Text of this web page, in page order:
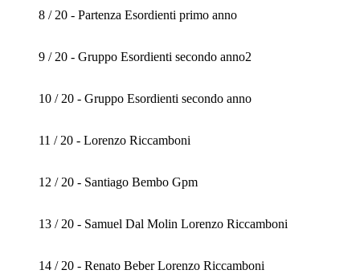
8 / 20 - Partenza Esordienti primo anno
9 / 20 - Gruppo Esordienti secondo anno2
10 / 20 - Gruppo Esordienti secondo anno
11 / 20 - Lorenzo Riccamboni
12 / 20 - Santiago Bembo Gpm
13 / 20 - Samuel Dal Molin Lorenzo Riccamboni
14 / 20 - Renato Beber Lorenzo Riccamboni